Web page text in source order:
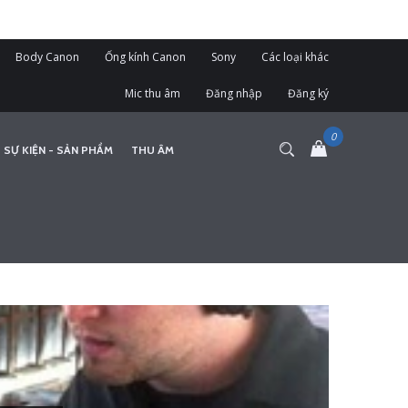
Body Canon Ống kính Canon Sony Các loại khác
Mic thu âm Đăng nhập Đăng ký
SỰ KIỆN - SẢN PHẨM THU ÂM